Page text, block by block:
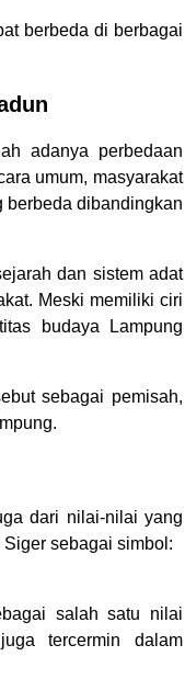
berbeda di berbagai
adanya perbedaan
umum, masyarakat
berbeda dibandingkan
dan sistem adat
Meski memiliki ciri
budaya Lampung
sebagai pemisah,
dari nilai-nilai yang
sebagai simbol:
salah satu nilai
tercermin dalam